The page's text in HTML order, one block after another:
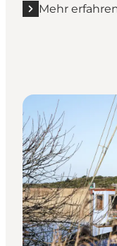
Mehr
Mehr erfahren